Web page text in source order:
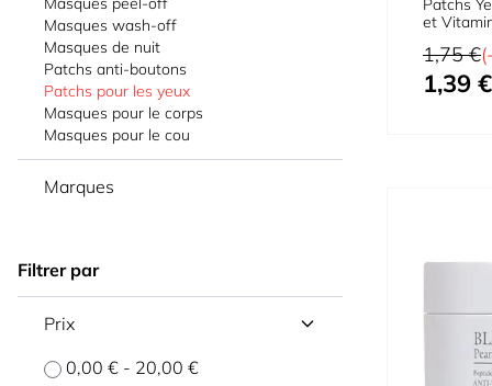
Masques wash-off
Masques de nuit
Patchs anti-boutons
Patchs pour les yeux
Masques pour le corps
Masques pour le cou
Marques
Filtrer par
Prix
0,00 € - 20,00 €
Patchs
et
Prix normal
1,75 €
Prix spécial
1,39 €